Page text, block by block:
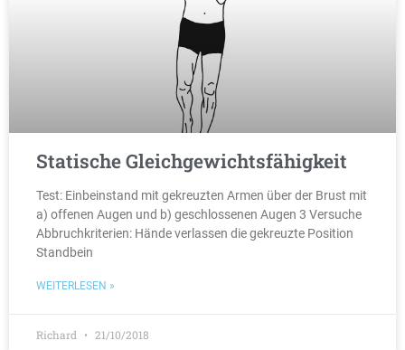
Statische Gleichgewichtsfähigkeit
Test: Einbeinstand mit gekreuzten Armen über der Brust mit
a) offenen Augen und b) geschlossenen Augen 3 Versuche
Abbruchkriterien: Hände verlassen die gekreuzte Position
Standbein
WEITERLESEN »
Richard 21/10/2018